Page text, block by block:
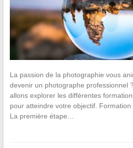
La passion de la photographie vous
devenir un photographe professionnel
allons explorer les différentes
pour atteindre votre objectif.
La première étape…